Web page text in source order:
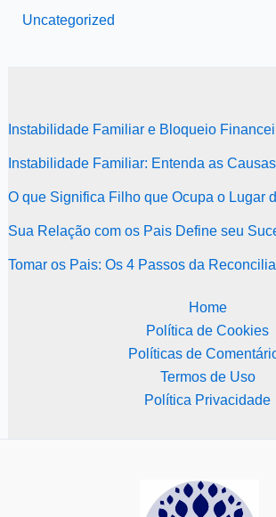
Uncategorized
Instabilidade Familiar e Bloqueio
Instabilidade Familiar: Entenda as
O que Significa Filho que Ocupa o Lugar
Sua Relação com os Pais Define seu
Tomar os Pais: Os 4 Passos da
Home
Política de Cookies
Políticas de
Termos de Uso
Política Privacidade